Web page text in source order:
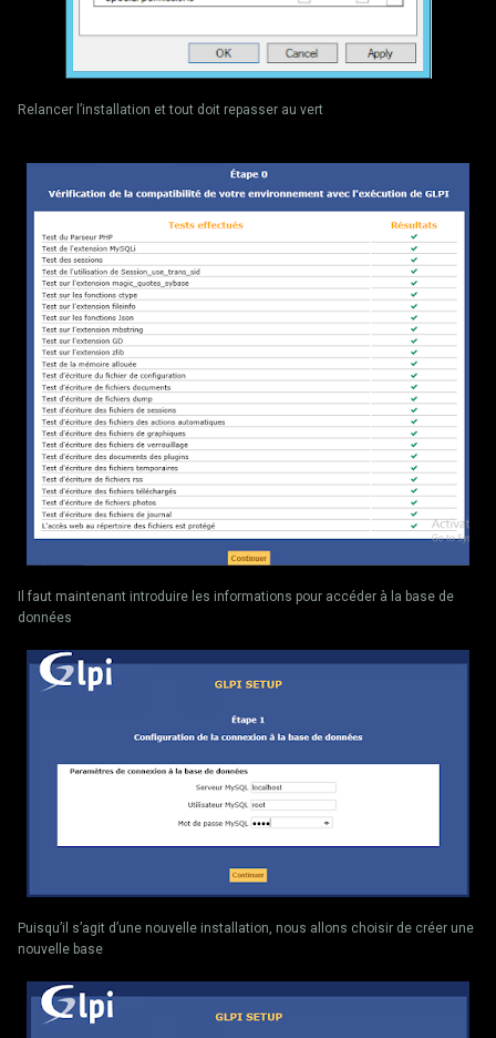
Relancer l’installation et tout doit repasser au vert
Il faut maintenant introduire les informations pour accéder à la base de
données
Puisqu’il s’agit d’une nouvelle installation, nous allons choisir de créer une
nouvelle base